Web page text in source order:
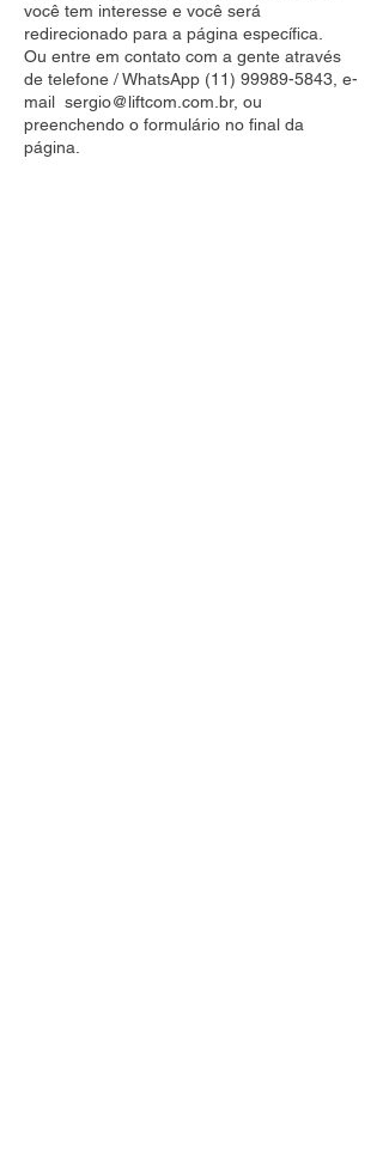
você tem interesse e você será
redirecionado para a página específica.
Ou entre em contato com a gente através
de telefone / WhatsApp (11) 99989-5843 , e-
mail sergio@liftcom.com.br, ou
preenchendo o formulário no final da
página.